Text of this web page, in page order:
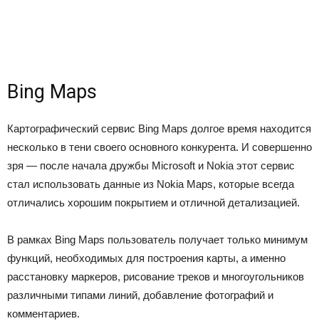
Bing Maps
Картографический сервис Bing Maps долгое время находится
несколько в тени своего основного конкурента. И совершенно
зря — после начала дружбы Microsoft и Nokia этот сервис
стал использовать данные из Nokia Maps, которые всегда
отличались хорошим покрытием и отличной детализацией.
В рамках Bing Maps пользователь получает только минимум
функций, необходимых для построения карты, а именно
расстановку маркеров, рисование треков и многоугольников
различными типами линий, добавление фотографий и
комментариев.